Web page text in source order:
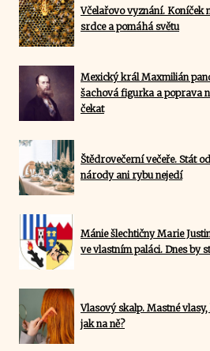
Včelařovo vyznání. Koníček
srdce a pomáhá světu
Mexický král Maxmilián
šachová figurka a poprava
čekat
Štědrovečerní večeře. Stát
národy ani rybu nejedí
Mánie šlechtičny Marie
ve vlastním paláci. Dnes by
Vlasový skalp. Mastné
jak na ně?